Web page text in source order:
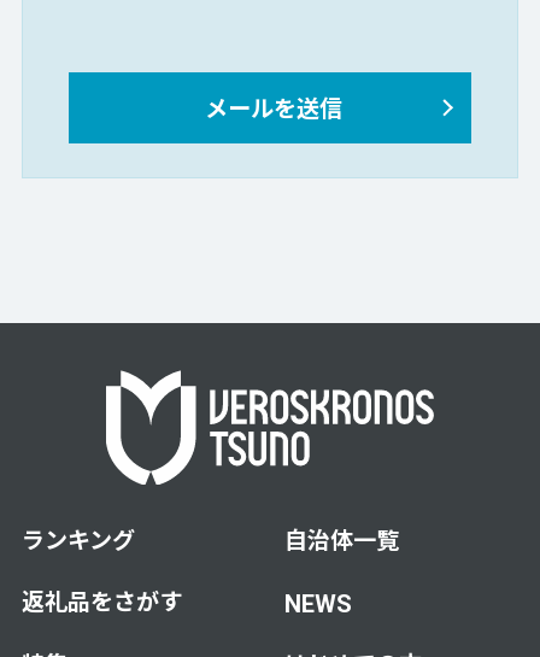
メールを送信
ランキング
返礼品をさがす
自治体一覧
NEWS